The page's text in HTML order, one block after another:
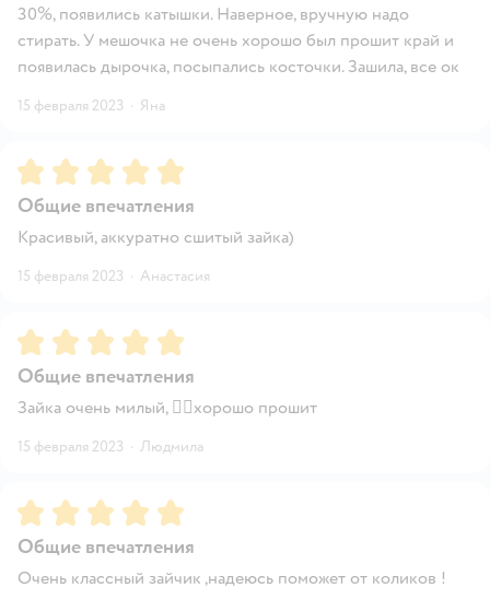
30%, появились катышки. Наверное, вручную надо
стирать. У мешочка не очень хорошо был прошит край и
появилась дырочка, посыпались косточки. Зашила, все ок
15 февраля 2023 · Яна
Рейтинг:5
Общие впечатления
Красивый, аккуратно сшитый зайка)
15 февраля 2023 · Анастасия
Рейтинг:5
Общие впечатления
Зайка очень милый, 👍🏼хорошо прошит
15 февраля 2023 · Людмила
Рейтинг:5
Общие впечатления
Очень классный зайчик ,надеюсь поможет от коликов !